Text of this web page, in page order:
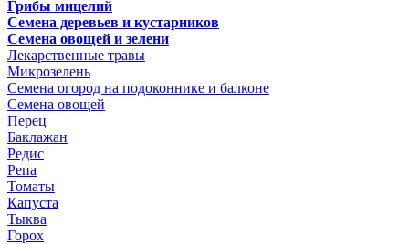
Грибы мицелий
Семена деревьев и кустарников
Семена овощей и зелени
Лекарственные травы
Микрозелень
Семена огород на подоконнике и балконе
Семена овощей
Перец
Баклажан
Редис
Репа
Томаты
Капуста
Тыква
Горох